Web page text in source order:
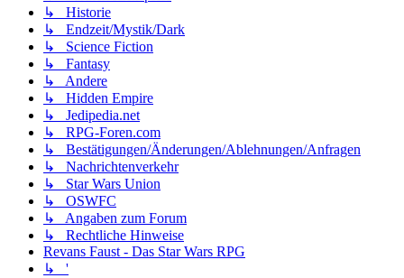
↳ Historie
↳ Endzeit/Mystik/Dark
↳ Science Fiction
↳ Fantasy
↳ Andere
↳ Hidden Empire
↳ Jedipedia.net
↳ RPG-Foren.com
↳ Bestätigungen/Änderungen/Ablehnungen/Anfragen
↳ Nachrichtenverkehr
↳ Star Wars Union
↳ OSWFC
↳ Angaben zum Forum
↳ Rechtliche Hinweise
Revans Faust - Das Star Wars RPG
↳ '